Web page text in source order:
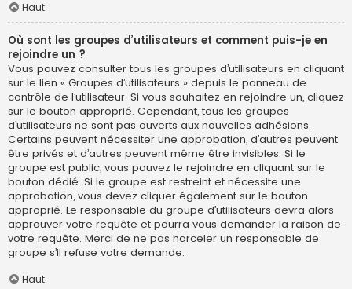
Haut
Où sont les groupes d’utilisateurs et comment puis-je en
rejoindre un ?
Vous pouvez consulter tous les groupes d’utilisateurs en cliquant
sur le lien « Groupes d’utilisateurs » depuis le panneau de
contrôle de l’utilisateur. Si vous souhaitez en rejoindre un, cliquez
sur le bouton approprié. Cependant, tous les groupes
d’utilisateurs ne sont pas ouverts aux nouvelles adhésions.
Certains peuvent nécessiter une approbation, d’autres peuvent
être privés et d’autres peuvent même être invisibles. Si le
groupe est public, vous pouvez le rejoindre en cliquant sur le
bouton dédié. Si le groupe est restreint et nécessite une
approbation, vous devez cliquer également sur le bouton
approprié. Le responsable du groupe d’utilisateurs devra alors
approuver votre requête et pourra vous demander la raison de
votre requête. Merci de ne pas harceler un responsable de
groupe s’il refuse votre demande.
Haut